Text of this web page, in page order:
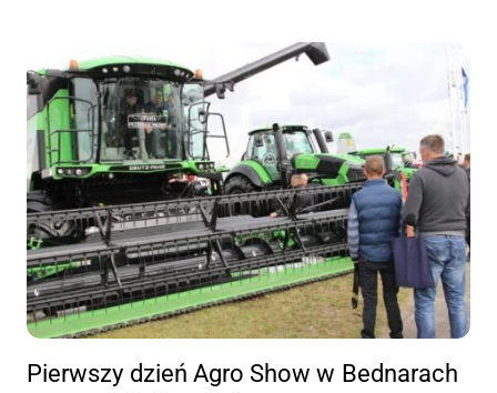
Pierwszy dzień Agro Show w Bednarach